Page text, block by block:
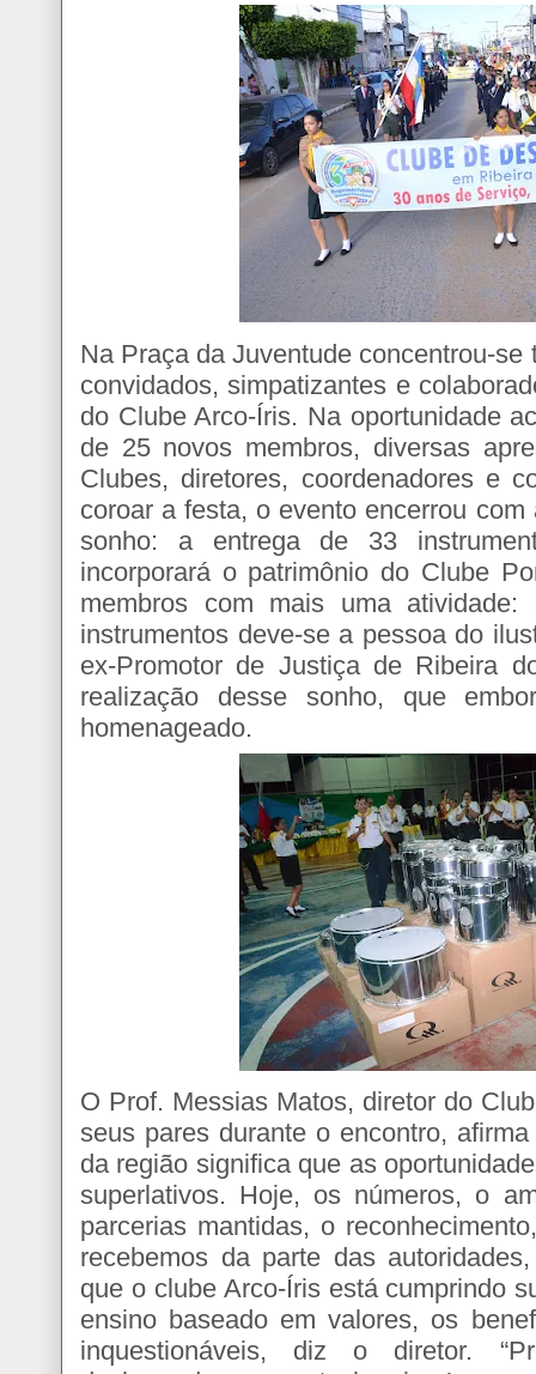
Na Praça da Juventude concentrou-
convidados, simpatizantes e
do Clube Arco-Íris. Na oportunidade
de 25 novos membros, diversas
Clubes, diretores, coordenadores e
coroar a festa, o evento encerrou
sonho: a entrega de 33
incorporará o patrimônio do Clube
membros com mais uma
instrumentos deve-se a pessoa do
ex-Promotor de Justiça de Ribeira
realização desse sonho, que
homenageado.
O Prof. Messias Matos, diretor do
seus pares durante o encontro,
da região significa que as
superlativos. Hoje, os números, o
parcerias mantidas, o
recebemos da parte das
que o clube Arco-Íris está cumprindo
ensino baseado em valores, os
inquestionáveis, diz o diretor.